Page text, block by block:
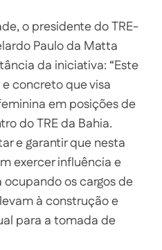
o presidente do TRE-
Paulo da Matta
da iniciativa: “Este
concreto que visa
em posições de
do TRE da Bahia.
e garantir que nesta
exercer influência e
os cargos de
à construção e
para a tomada de